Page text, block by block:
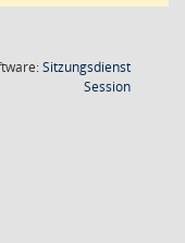
Sitzungsdienst
Session(Wird in